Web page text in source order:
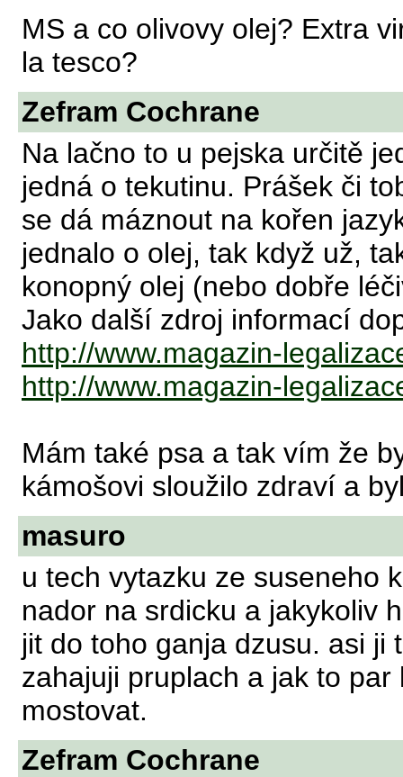
MS a co olivovy olej? Extra
la tesco?
Zefram Cochrane
Na lačno to u pejska určitě
jedná o tekutinu. Prášek či
se dá máznout na kořen
jednalo o olej, tak když už,
konopný olej (nebo dobře
Jako další zdroj informací
http://www.magazin-
http://www.magazin-
Mám také psa a tak vím že
kámošovi sloužilo zdraví a
masuro
u tech vytazku ze suseneho
nador na srdicku a jakykoliv
jit do toho ganja dzusu. asi ji
zahajuji pruplach a jak to
mostovat.
Zefram Cochrane